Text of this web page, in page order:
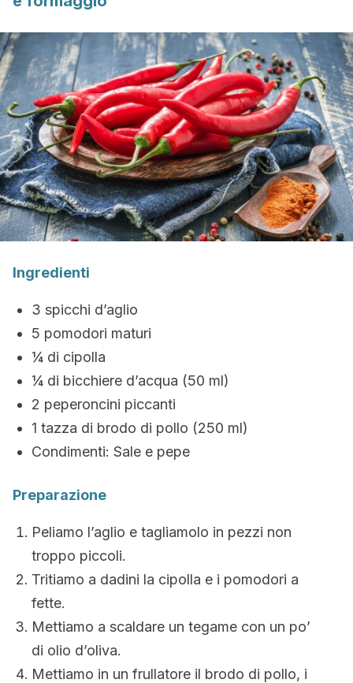
Ingredienti
3 spicchi d’aglio
5 pomodori maturi
¼ di cipolla
¼ di bicchiere d’acqua (50 ml)
2 peperoncini piccanti
1 tazza di brodo di pollo (250 ml)
Condimenti: Sale e pepe
Preparazione
Peliamo l’aglio e tagliamolo in pezzi non
troppo piccoli.
Tritiamo a dadini la cipolla e i pomodori a
fette.
Mettiamo a scaldare un tegame con un po’
di olio d’oliva.
Mettiamo in un frullatore il brodo di pollo, i